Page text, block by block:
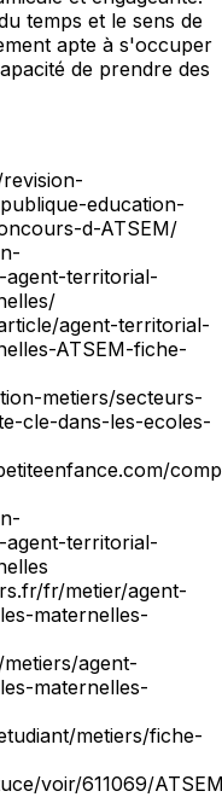
temps et le sens de
apte à s'occuper
de prendre des
education-
d-ATSEM/
agent-territorial-
agent-territorial-
ATSEM-fiche-
metiers/secteurs-
cle-dans-les-ecoles-
agent-territorial-
fr/metier/agent-
maternelles-
agent-
maternelles-
metiers/fiche-
voir/611069/